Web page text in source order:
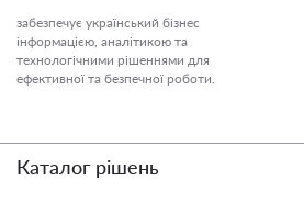
забезпечує український бізнес
інформацією, аналітикою та
технологічними рішеннями для
ефективної та безпечної роботи.
Каталог рішень